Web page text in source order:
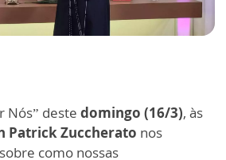
Nós” deste domingo (16/3), às
Patrick Zuccherato nos
como nossas